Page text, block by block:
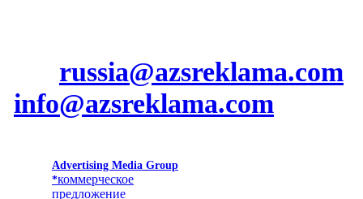
russia@azsreklama.com
info@azsreklama.com
Advertising Media Group
*коммерческое
предложение